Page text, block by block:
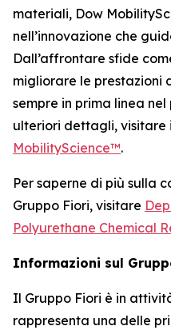
materiali, Dow
nell’innovazione che
Dall’affrontare sfide
migliorare le prestazioni
sempre in prima linea
ulteriori dettagli, visitare
MobilityScience™.
Per saperne di più sulla
Gruppo Fiori, visitare
Polyurethane Chemical
Informazioni sul
Il Gruppo Fiori è in
rappresenta una delle